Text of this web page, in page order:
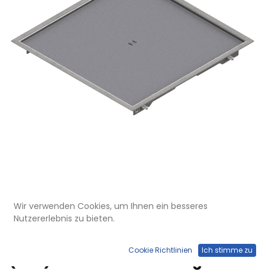
DBR 320 050
Doppelboden-Auslass DBR 320
aus Chromstahl inkl. Blinddeckel
(SVZ) mit 5mm Vertiefung und
Wir verwenden Cookies, um Ihnen ein besseres
Nutzererlebnis zu bieten.
Cookie Richtlinien Ich stimme zu